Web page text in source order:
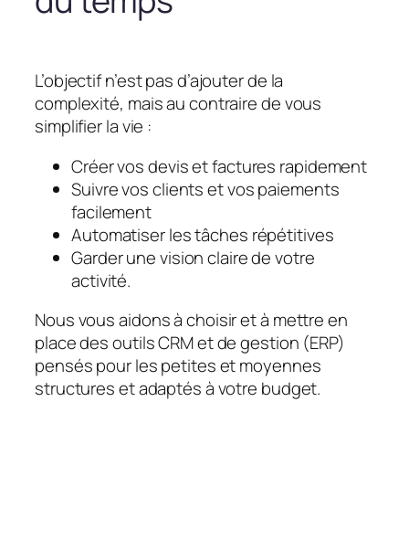
L’objectif n’est pas d’ajouter de la
complexité, mais au contraire de vous
simplifier la vie :
Créer vos devis et factures rapidement
Suivre vos clients et vos paiements
facilement
Automatiser les tâches répétitives
Garder une vision claire de votre
activité.
Nous vous aidons à choisir et à mettre en
place des outils CRM et de gestion (ERP)
pensés pour les petites et moyennes
structures et adaptés à votre budget.